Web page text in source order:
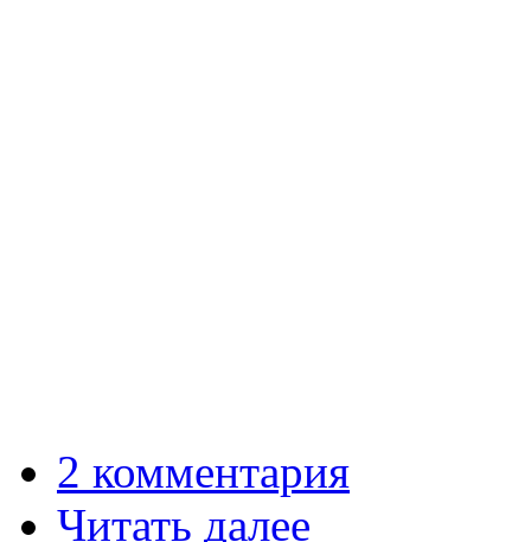
2 комментария
Читать далее